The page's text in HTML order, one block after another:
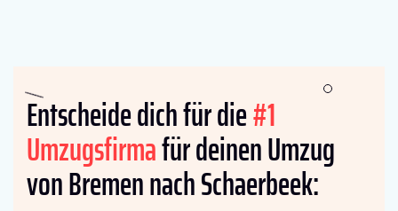
Entscheide dich für die#1
Umzugsfirmafür deinen Umzug
von Bremen nach Schaerbeek: